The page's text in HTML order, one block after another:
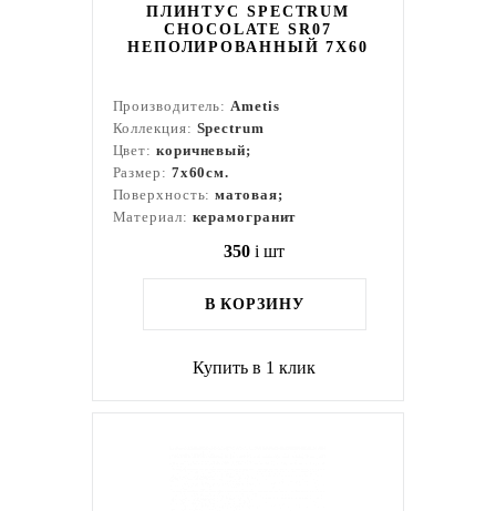
ПЛИНТУС SPECTRUM
CHOCOLATE SR07
НЕПОЛИРОВАННЫЙ 7X60
Производитель:Ametis
Коллекция: Spectrum
Цвет: коричневый;
Размер: 7x60см.
Поверхность:матовая;
Материал: керамогранит
350 i шт
В КОРЗИНУ
Купить в 1 клик